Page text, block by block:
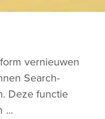
vernieuwen
Search-
Deze functie
...